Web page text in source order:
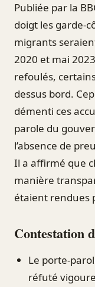
Publiée par la
doigt les garde-
migrants
2020 et mai
refoulés,
dessus bord.
démenti ces
parole du
l’absence de
Il a affirmé que
manière
étaient rendues
Contestation
Le porte-
réfuté